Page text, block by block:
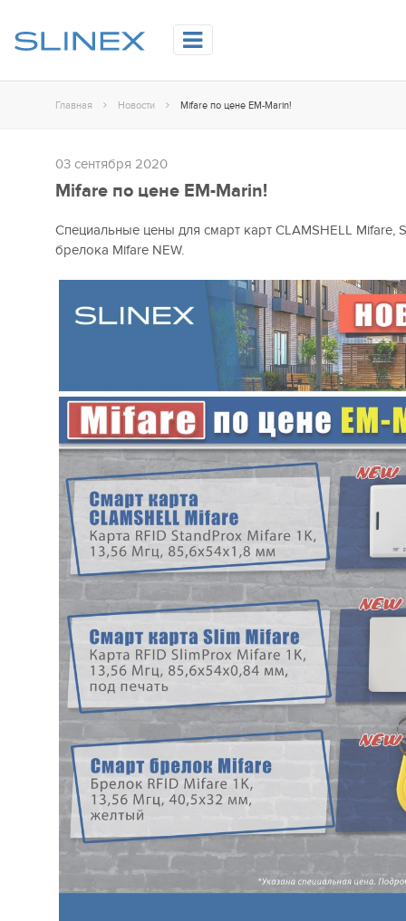
Главная Новости Mifare по цене EM-Marin!
03 сентября 2020
Mifare по цене EM-Marin!
Специальные цены для смарт карт CLAMSHELL Mifare,
брелока Mifare NEW.